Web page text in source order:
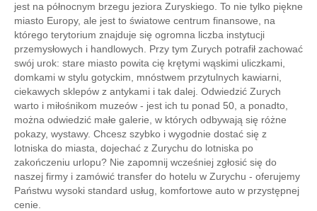
jest na północnym brzegu jeziora Zuryskiego. To nie tylko piękne
miasto Europy, ale jest to światowe centrum finansowe, na
którego terytorium znajduje się ogromna liczba instytucji
przemysłowych i handlowych. Przy tym Zurych potrafił zachować
swój urok: stare miasto powita cię krętymi wąskimi uliczkami,
domkami w stylu gotyckim, mnóstwem przytulnych kawiarni,
ciekawych sklepów z antykami i tak dalej. Odwiedzić Zurych
warto i miłośnikom muzeów - jest ich tu ponad 50, a ponadto,
można odwiedzić małe galerie, w których odbywają się różne
pokazy, wystawy. Chcesz szybko i wygodnie dostać się z
lotniska do miasta, dojechać z Zurychu do lotniska po
zakończeniu urlopu? Nie zapomnij wcześniej zgłosić się do
naszej firmy i zamówić transfer do hotelu w Zurychu - oferujemy
Państwu wysoki standard usług, komfortowe auto w przystępnej
cenie.